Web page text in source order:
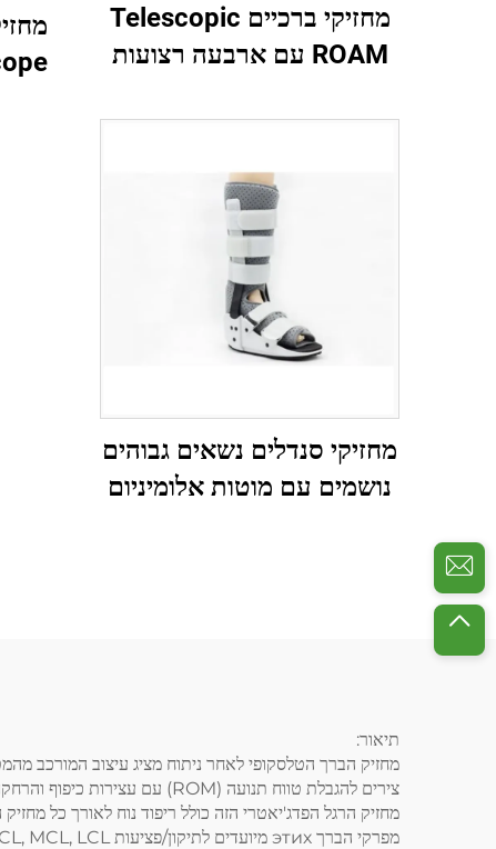
מחזיקי ברכיים Telescopic
ROAM עם ארבעה רצועות
אישי
מחזיקי סנדלים נשאים גבוהים
נושמים עם מוטות אלומיניום
תיאור:
מחזיק הברך הטלסקופי לאחר ניתוח מציג עיצוב המורכב
צירים להגבלת טווח תנועה (ROM) עם עצירות כיפוף והרחקה, לצורך בקרת והגבלה של כיפוף והרחקת הברך chez מטופלים שמחלימים מאוטם בברך או אצלם כאבי ברך, פציעות או אי-יציבות.
מחזיק הרגל הפדג'יאטרי הזה כולל ריפוד נוח לאורך כל
מפרקי הברך этих מיועדים לתיקון/פציעות ACL, PCL, MCL, LCL.